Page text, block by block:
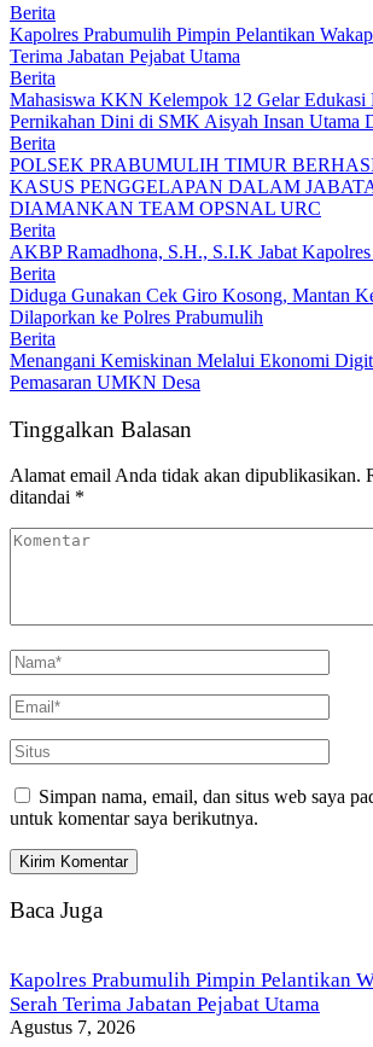
Berita
Kapolres Prabumulih Pimpin Pelantikan
Terima Jabatan Pejabat Utama
Berita
Mahasiswa KKN Kelempok 12 Gelar Edukasi
Pernikahan Dini di SMK Aisyah Insan Utama
Berita
POLSEK PRABUMULIH TIMUR
KASUS PENGGELAPAN DALAM
DIAMANKAN TEAM OPSNAL URC
Berita
AKBP Ramadhona, S.H., S.I.K Jabat
Berita
Diduga Gunakan Cek Giro Kosong, Mantan
Dilaporkan ke Polres Prabumulih
Berita
Menangani Kemiskinan Melalui Ekonomi
Pemasaran UMKN Desa
Tinggalkan Balasan
Alamat email Anda tidak akan dipublikasikan.
ditandai *
Simpan nama, email, dan situs web saya
untuk komentar saya berikutnya.
Baca Juga
Kapolres Prabumulih Pimpin Pelantikan
Serah Terima Jabatan Pejabat Utama
Agustus 7, 2026